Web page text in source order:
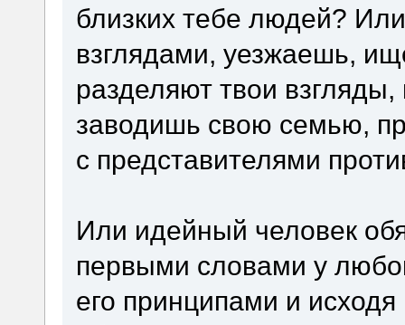
близких тебе людей?
взглядами, уезжаешь,
разделяют твои
заводишь свою семью,
с представителями
Или идейный человек
первыми словами у
его принципами и исходя